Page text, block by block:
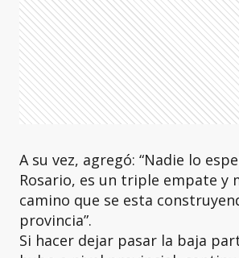
A su vez, agregó: “Nadie lo
Rosario, es un triple empate y
camino que se esta
provincia”.
Si hacer dejar pasar la baja